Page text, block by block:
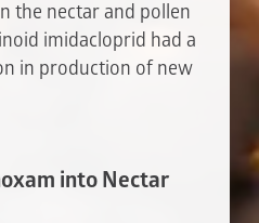
the nectar and pollen
imidacloprid had a
in production of new
into Nectar